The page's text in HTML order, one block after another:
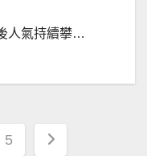
人氣持續攀…
5